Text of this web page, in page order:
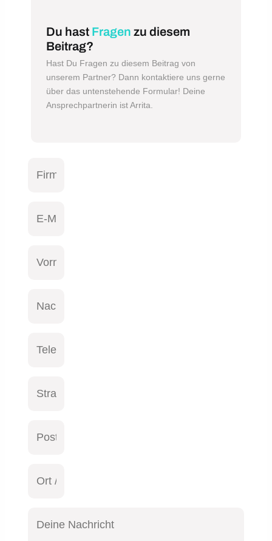
Du hast Fragen zu diesem
Beitrag?
Hast Du Fragen zu diesem Beitrag von
unserem Partner? Dann kontaktiere uns gerne
über das untenstehende Formular! Deine
Ansprechpartnerin ist Arrita.